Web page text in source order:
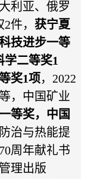
利亚、俄罗
件， 获宁夏
技进步一等
学二等奖1
奖1项，2022
，中国矿业
等奖，中国
治与热能提
周年献礼书
理出版